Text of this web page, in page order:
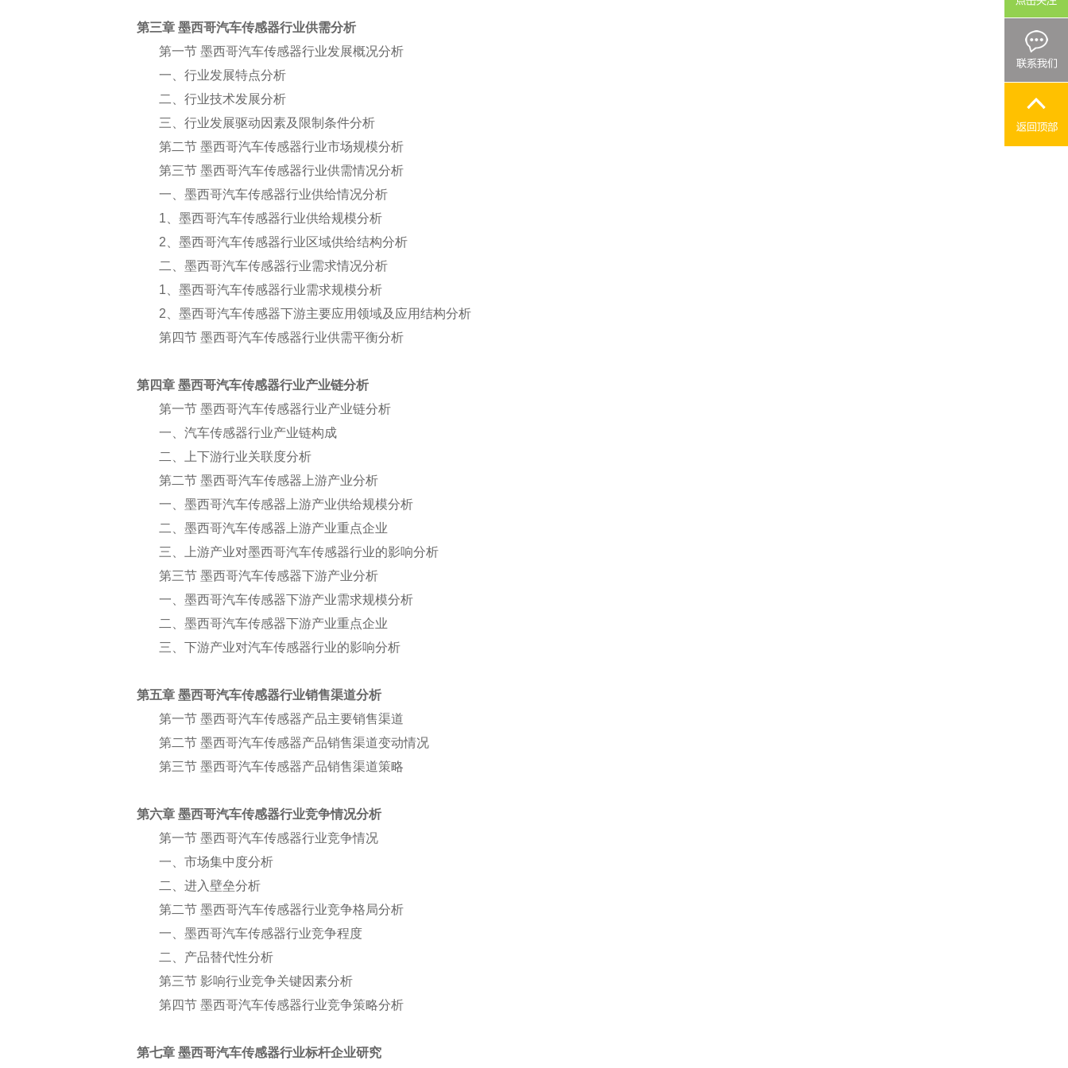
第三章 墨西哥汽车传感器行业供需分析
第一节 墨西哥汽车传感器行业发展概况分析
一、行业发展特点分析
二、行业技术发展分析
三、行业发展驱动因素及限制条件分析
第二节 墨西哥汽车传感器行业市场规模分析
第三节 墨西哥汽车传感器行业供需情况分析
一、墨西哥汽车传感器行业供给情况分析
1 、墨西哥汽车传感器行业供给规模分析
2 、墨西哥汽车传感器行业区域供给结构分析
二、墨西哥汽车传感器行业需求情况分析
1 、墨西哥汽车传感器行业需求规模分析
2 、墨西哥汽车传感器下游主要应用领域及应用结构分析
第四节 墨西哥汽车传感器行业供需平衡分析
第四章 墨西哥汽车传感器行业产业链分析
第一节 墨西哥汽车传感器行业产业链分析
一、汽车传感器行业产业链构成
二、上下游行业关联度分析
第二节 墨西哥汽车传感器上游产业分析
一、墨西哥汽车传感器上游产业供给规模分析
二、墨西哥汽车传感器上游产业重点企业
三、上游产业对墨西哥汽车传感器行业的影响分析
第三节 墨西哥汽车传感器下游产业分析
一、墨西哥汽车传感器下游产业需求规模分析
二、墨西哥汽车传感器下游产业重点企业
三、下游产业对汽车传感器行业的影响分析
第五章 墨西哥汽车传感器行业销售渠道分析
第一节 墨西哥汽车传感器产品主要销售渠道
第二节 墨西哥汽车传感器产品销售渠道变动情况
第三节 墨西哥汽车传感器产品销售渠道策略
第六章 墨西哥汽车传感器行业竞争情况分析
第一节 墨西哥汽车传感器行业竞争情况
一、市场集中度分析
二、进入壁垒分析
第二节 墨西哥汽车传感器行业竞争格局分析
一、墨西哥汽车传感器行业竞争程度
二、产品替代性分析
第三节 影响行业竞争关键因素分析
第四节 墨西哥汽车传感器行业竞争策略分析
第七章 墨西哥汽车传感器行业标杆企业研究